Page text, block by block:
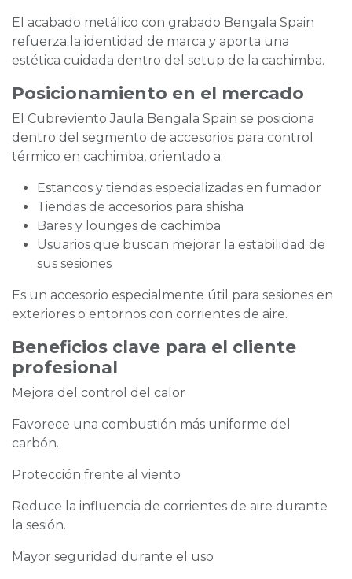
El acabado metálico con grabado Bengala Spain
refuerza la identidad de marca y aporta una
estética cuidada dentro del setup de la cachimba.
Posicionamiento en el mercado
El Cubreviento Jaula Bengala Spain se posiciona
dentro del segmento de accesorios para control
térmico en cachimba, orientado a:
Estancos y tiendas especializadas en fumador
Tiendas de accesorios para shisha
Bares y lounges de cachimba
Usuarios que buscan mejorar la estabilidad de
sus sesiones
Es un accesorio especialmente útil para sesiones en
exteriores o entornos con corrientes de aire.
Beneficios clave para el cliente
profesional
Mejora del control del calor
Favorece una combustión más uniforme del
carbón.
Protección frente al viento
Reduce la influencia de corrientes de aire durante
la sesión.
Mayor seguridad durante el uso